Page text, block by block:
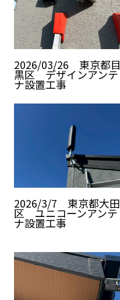
2026/03/26 東京都目
黒区 デザインアンテ
ナ設置工事
2026/3/7 東京都大田
区 ユニコーンアンテ
ナ設置工事